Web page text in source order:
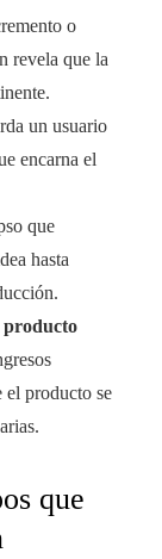
o
revela que la
un usuario
encarna el
que
hasta
producto
el producto se
que